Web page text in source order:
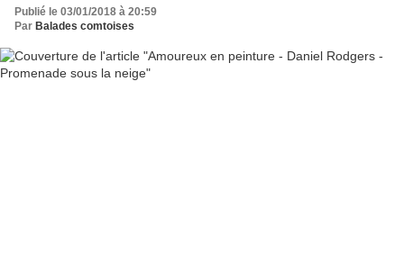
Publié le 03/01/2018 à 20:59
Par Balades comtoises